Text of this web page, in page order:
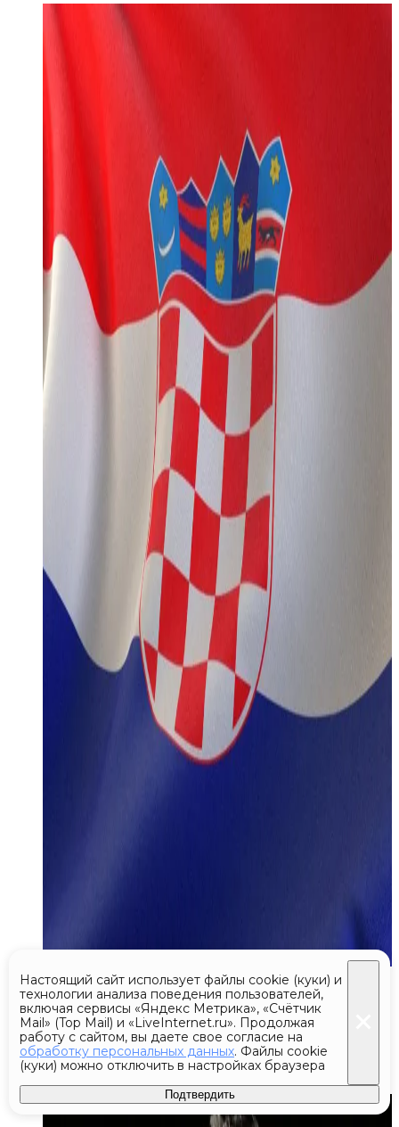
Сегодня 19:40
Экс-председатель Верховного суда
Венгрии согласился стать
президентом
Настоящий сайт использует файлы cookie (куки) и
технологии анализа поведения пользователей,
включая сервисы «Яндекс Метрика», «Счётчик
Mail» (Top Mail) и «LiveInternet.ru». Продолжая
работу с сайтом, вы даете свое согласие на
обработку персональных данных. Файлы cookie
(куки) можно отключить в настройках браузера
Подтвердить